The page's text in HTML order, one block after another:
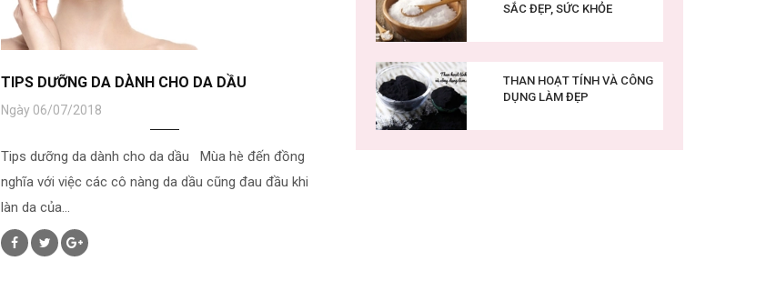
TIPS DƯỠNG DA DÀNH CHO DA DẦU
Ngày 06/07/2018
Tips dưỡng da dành cho da dầu Mùa hè đến đồng
nghĩa với việc các cô nàng da dầu cũng đau đầu khi
làn da của...
SẮC ĐẸP, SỨC KHỎE
THAN HOẠT TÍNH VÀ CÔNG
DỤNG LÀM ĐẸP